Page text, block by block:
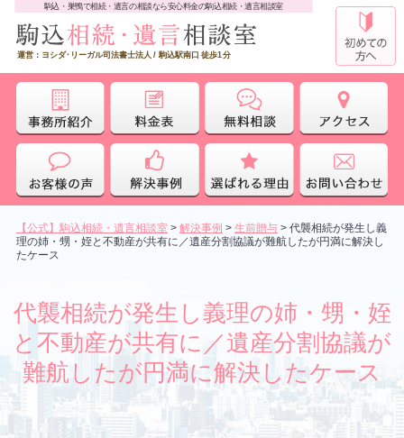
駒込・巣鴨で相続・遺言の相談なら安心料金の駒込相続・遺言相談室
運営：ヨシダ･リーガル司法書士法人 / 駒込駅南口 徒歩1分
【公式】駒込相続・遺言相談室 > 解決事例 > 生前贈与> 代襲相続が発生し義
理の姉・甥・姪と不動産が共有に／遺産分割協議が難航したが円満に解決し
たケース
代襲相続が発生し義理の姉・甥・姪
と不動産が共有に／遺産分割協議が
難航したが円満に解決したケース